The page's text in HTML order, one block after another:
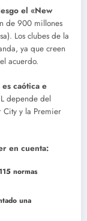
el «New
de 900 millones
Los clubes de la
ya que creen
acuerdo.
caótica e
depende del
City y la Premier
en cuenta:
normas
una